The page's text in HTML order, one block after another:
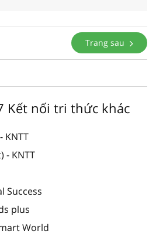
Trang sau
Kết nối tri thức khác
KNTT
- KNTT
Success
plus
World